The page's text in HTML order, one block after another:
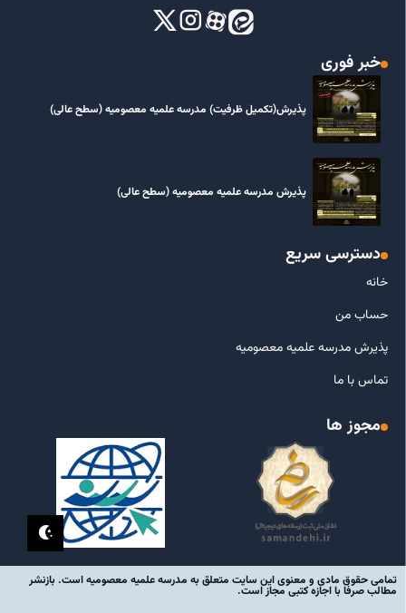
خبر فوری
پذیرش(تکمیل ظرفیت) مدرسه علمیه معصومیه‌ (سطح عالی)
پذیرش مدرسه علمیه معصومیه‌ (سطح عالی)
دسترسی سریع
خانه
حساب من
پذیرش مدرسه علمیه معصومیه
تماس با ما
مجوز ها
تمامی حقوق مادی و معنوی این سایت متعلق به مدرسه علمیه معصومیه است. بازنشر
مطالب صرفا با اجازه کتبی مجاز است.